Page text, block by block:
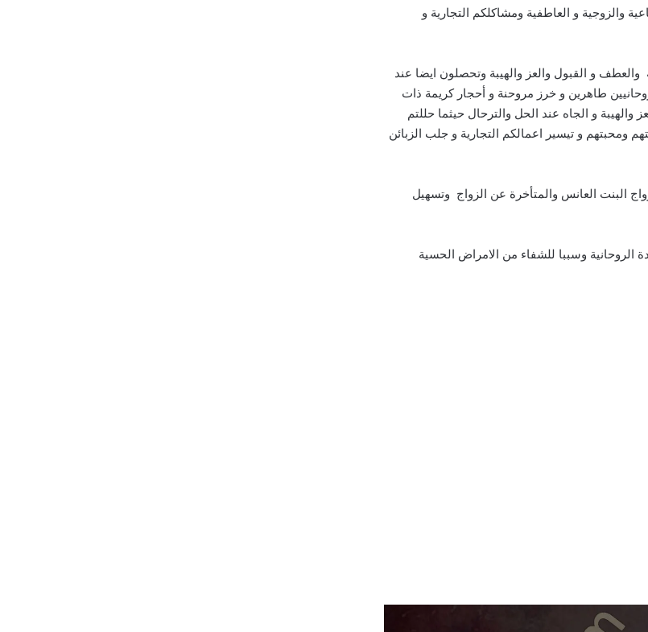
والزوجية و العاطفية ومشاكلكم التجارية و
و القبول والعز والهيبة وتحصلون ايضا عند
طاهرين و خرز مروحنة و أحجار كريمة ذات
و الجاه عند الحل والترحال حيثما حللتم
ومحبتهم و تيسير اعمالكم التجارية و جلب الزبائن
البنت العانس والمتأخرة عن الزواج وتسهيل
الروحانية وسببا للشفاء من الامراض الحسية